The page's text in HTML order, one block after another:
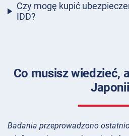
Czy mogę kupić
IDD?
Co musisz wiedzieć,
Badania przeprowadzono